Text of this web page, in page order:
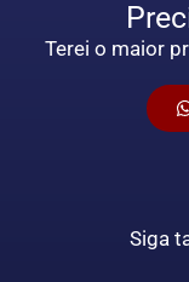
Terei o maior
Siga